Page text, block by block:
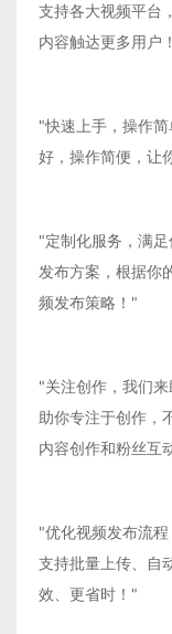
支持各大视频平台
内容触达更多用户
"快速上手，操作
好，操作简便，让
"定制化服务，满
发布方案，根据你
频发布策略！"
"关注创作，我们
助你专注于创作，
内容创作和粉丝互
"优化视频发布流
支持批量上传、自
效、更省时！"